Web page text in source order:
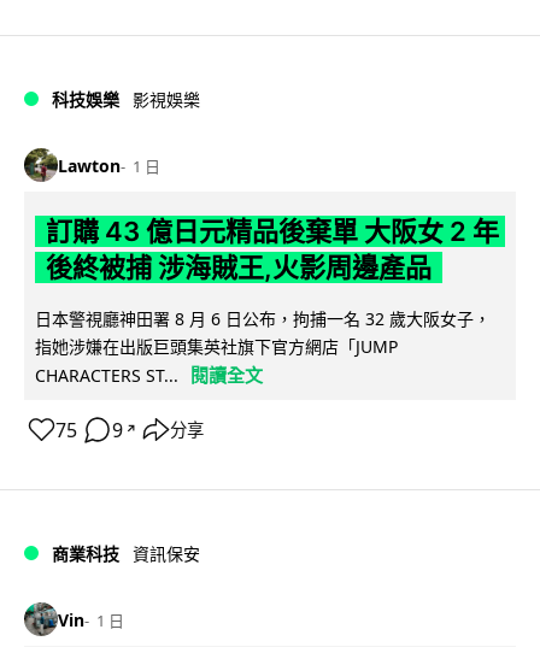
科技娛樂 影視娛樂
Lawton 1 日
訂購 43 億日元精品後棄單 大阪女 2 年
後終被捕 涉海賊王,火影周邊產品
日本警視廳神田署 8 月 6 日公布，拘捕一名 32 歲大阪女子，
指她涉嫌在出版巨頭集英社旗下官方網店「JUMP
CHARACTERS ST...
閱讀全文
75 9 ↗ 分享
商業科技 資訊保安
Vin 1 日